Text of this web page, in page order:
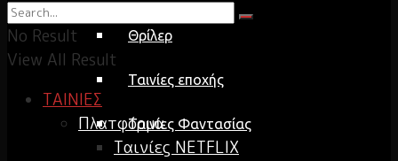
Θρίλερ
Ταινίες εποχής
Ταινίες Φαντασίας
No Result
View All Result
ΤΑΙΝΙΕΣ
Πλατφόρμα
Ταινίες NETFLIX